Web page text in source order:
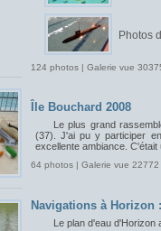
Photos
124 photos | Galerie vue
Île Bouchard 2008
Le plus grand
(37). J'ai pu y participer
excellente ambiance.
64 photos | Galerie vue 22772
Navigations à Horizon
Le plan d'eau d'Horizon